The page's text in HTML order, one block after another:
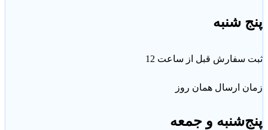
شنبه
سفارش قبل از ساعت 12
ارسال همان روز
و جمعه